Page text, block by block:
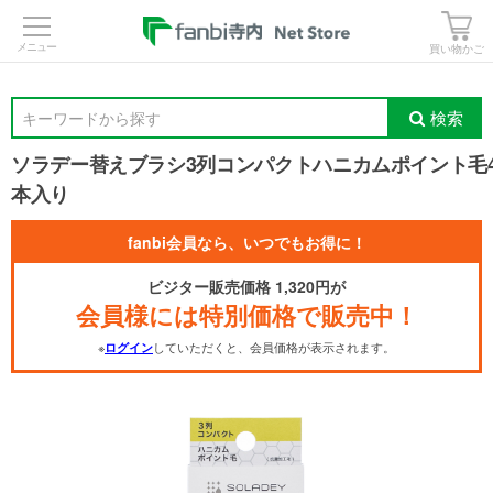
買い物かご
キーワードから探す 検索
ソラデー替えブラシ3列コンパクトハニカムポイント毛
本入り
fanbi会員なら、いつでもお得に！
ビジター販売価格 1,320円が
会員様には特別価格で販売中！
※ログインしていただくと、会員価格が表示されます。